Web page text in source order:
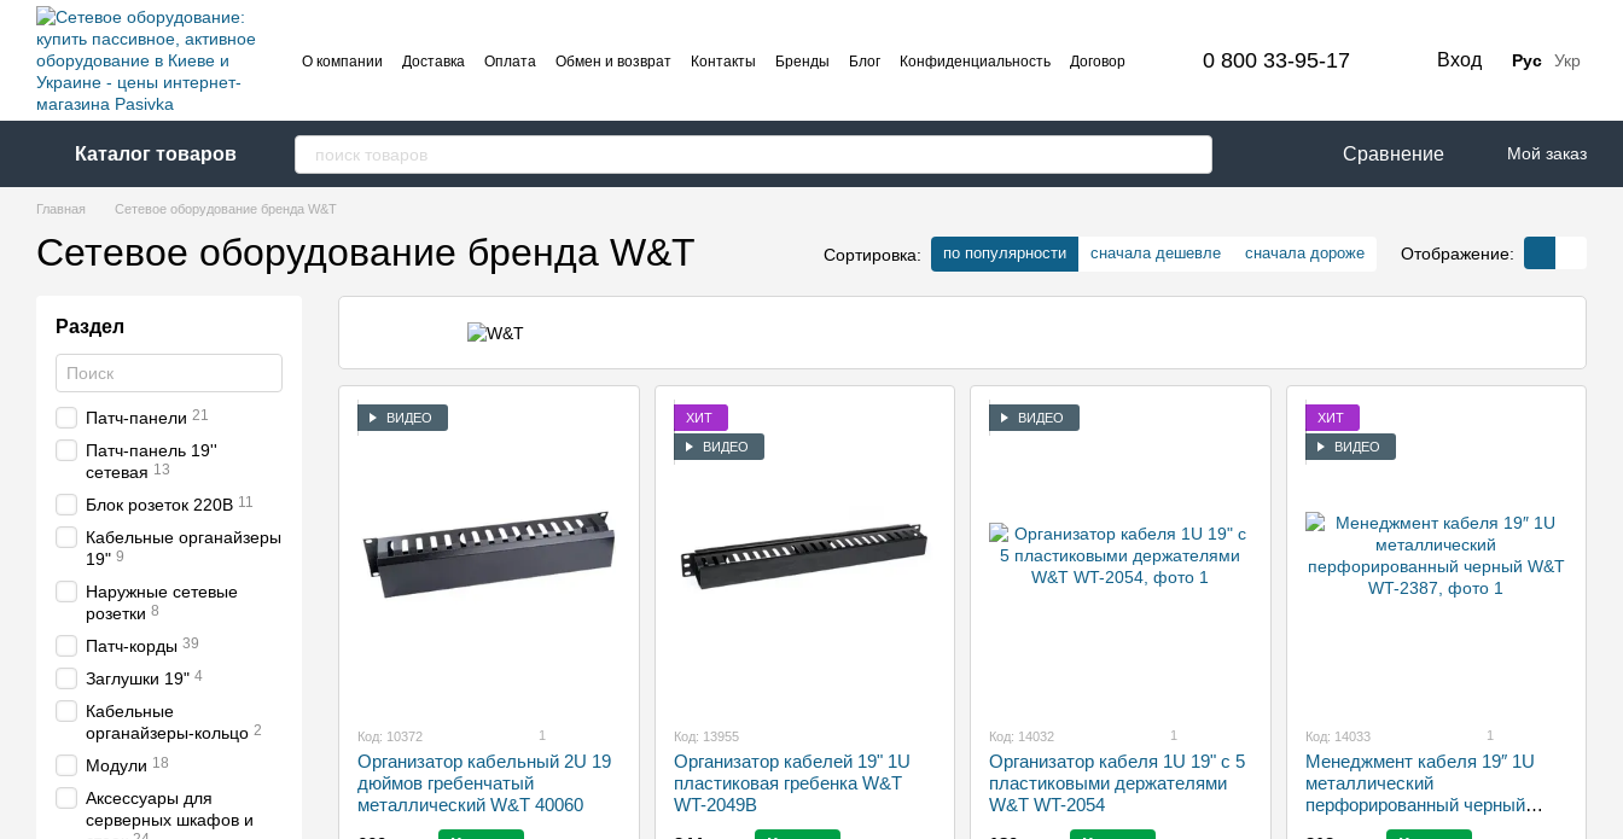
Перейти к основному контенту
О компании Доставка Оплата Обмен и возврат Контакты Бренды Блог Конфиденциальность Договор 0 800 33-95-17 Вход Рус Укр
Каталог товаров Сравнение Мой заказ
Главная Сетевое оборудование бренда W&T
Сетевое оборудование бренда W&T Сортировка: по популярности сначала дешевле сначала дороже Отображение:
ВИДЕО
Код: 10372 1
Организатор кабельный 2U 19
дюймов гребенчатый
металлический W&T 40060
ХИТ
ВИДЕО
Код: 13955
Организатор кабелей 19" 1U
пластиковая гребенка W&T
WT-2049B
ВИДЕО
Код: 14032 1
Организатор кабеля 1U 19" с 5
пластиковыми держателями
W&T WT-2054
ХИТ
ВИДЕО
Код: 14033 1
Менеджмент кабеля 19″ 1U
металлический
перфорированный черный
W&T WT-2387
Раздел
Патч-панели 21
Патч-панель 19''
сетевая 13
Блок розеток 220В 11
Кабельные органайзеры
19" 9
Наружные сетевые
розетки 8
Патч-корды 39
Заглушки 19" 4
Кабельные
органайзеры-кольцо 2
Модули 18
Аксессуары для
серверных шкафов и